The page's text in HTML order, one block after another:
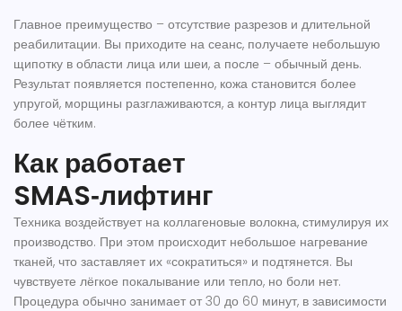
Главное преимущество – отсутствие разрезов и длительной
реабилитации. Вы приходите на сеанс, получаете небольшую
щипотку в области лица или шеи, а после – обычный день.
Результат появляется постепенно, кожа становится более
упругой, морщины разглаживаются, а контур лица выглядит
более чётким.
Как работает
SMAS‑лифтинг
Техника воздействует на коллагеновые волокна, стимулируя их
производство. При этом происходит небольшое нагревание
тканей, что заставляет их «сократиться» и подтянется. Вы
чувствуете лёгкое покалывание или тепло, но боли нет.
Процедура обычно занимает от 30 до 60 минут, в зависимости